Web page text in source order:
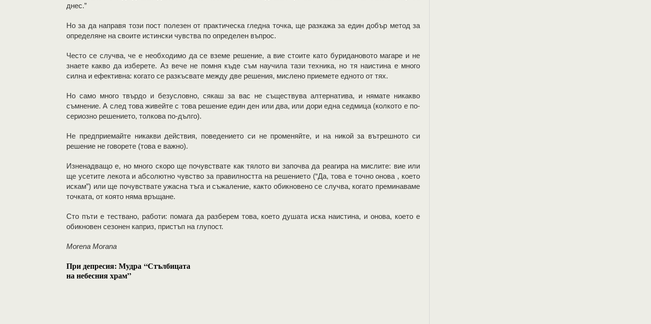
днес.”
Но за да направя този пост полезен от практическа гледна точка, ще разкажа за един добър метод за
определяне на своите истински чувства по определен въпрос.
Често се случва, че е необходимо да се вземе решение, а вие стоите като буридановото магаре и не
знаете какво да изберете. Аз вече не помня къде съм научила тази техника, но тя наистина е много
силна и ефективна: когато се разкъсвате между две решения, мислено приемете едното от тях.
Но само много твърдо и безусловно, сякаш за вас не съществува алтернатива, и нямате никакво
съмнение. А след това живейте с това решение един ден или два, или дори една седмица (колкото е по-
сериозно решението, толкова по-дълго).
Не предприемайте никакви действия, поведението си не променяйте, и на никой за вътрешното си
решение не говорете (това е важно).
Изненадващо е, но много скоро ще почувствате как тялото ви започва да реагира на мислите: вие или
ще усетите лекота и абсолютно чувство за правилността на решението (“Да, това е точно онова , което
искам”) или ще почувствате ужасна тъга и съжаление, както обикновено се случва, когато преминаваме
точката, от която няма връщане.
Сто пъти е тествано, работи: помага да разберем това, което душата иска наистина, и онова, което е
обикновен сезонен каприз, пристъп на глупост.
Morena Morana
При депресия: Мудра “Стълбицата
на небесния храм”